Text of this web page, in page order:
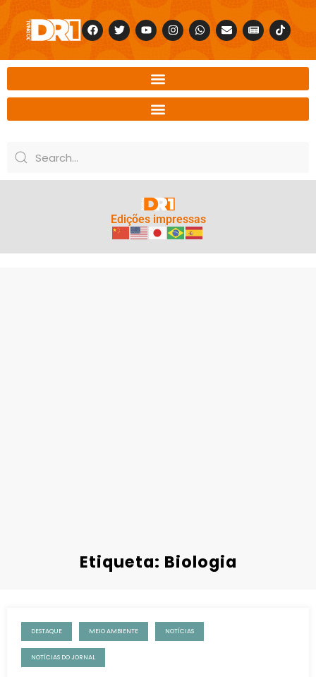
Edições impressas
Etiqueta: Biologia
DESTAQUE MEIO AMBIENTE NOTÍCIAS
NOTÍCIAS DO JORNAL